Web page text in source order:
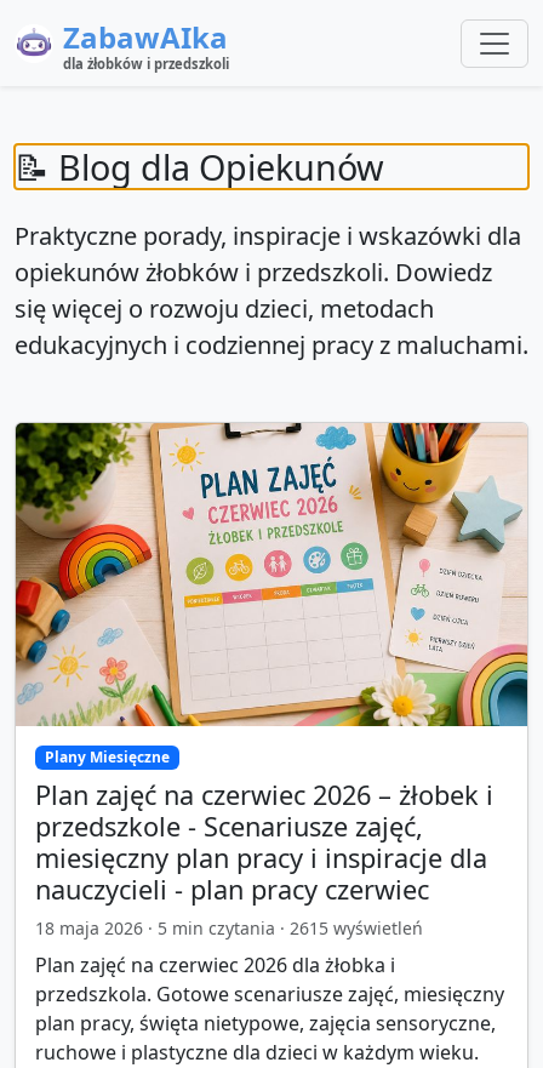
ZabawAIka
dla żłobków i przedszkoli
📝 Blog dla Opiekunów
Praktyczne porady, inspiracje i wskazówki dla
opiekunów żłobków i przedszkoli. Dowiedz
się więcej o rozwoju dzieci, metodach
edukacyjnych i codziennej pracy z maluchami.
Plany Miesięczne
Plan zajęć na czerwiec 2026 – żłobek i
przedszkole - Scenariusze zajęć,
miesięczny plan pracy i inspiracje dla
nauczycieli - plan pracy czerwiec
18 maja 2026 · 5 min czytania · 2615 wyświetleń
Plan zajęć na czerwiec 2026 dla żłobka i
przedszkola. Gotowe scenariusze zajęć, miesięczny
plan pracy, święta nietypowe, zajęcia sensoryczne,
ruchowe i plastyczne dla dzieci w każdym wieku.